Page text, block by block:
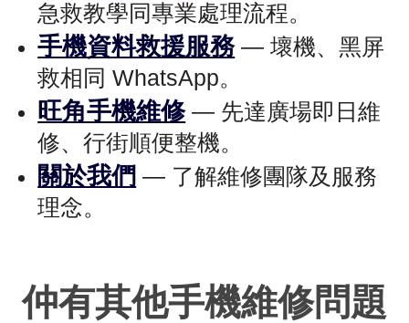
急救教學同專業處理流程。
手機資料救援服務— 壞機、黑屏
救相同 WhatsApp。
旺角手機維修— 先達廣場即日維
修、行街順便整機。
關於我們 — 了解維修團隊及服務
理念。
仲有其他手機維修問題